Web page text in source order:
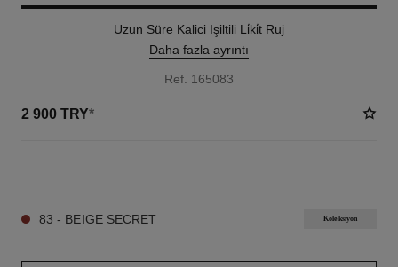
Uzun Süre Kalici Işiltili Li̇ki̇t Ruj
Daha fazla ayrıntı
Ref. 165083
2 900 TRY*
83 - BEIGE SECRET Koleksiyon